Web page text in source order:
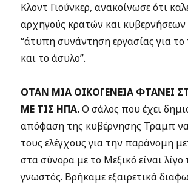
Κλοντ Γιούνκερ, ανακοίνωσε ότι
αρχηγούς κρατών και κυβερνήσεων
“άτυπη συνάντηση εργασίας για
και το άσυλο”.
ΟΤΑΝ ΜΙΑ ΟΙΚΟΓΕΝΕΙΑ ΦΤΑΝΕΙ
ΜΕ ΤΙΣ ΗΠΑ.Ο σάλος που έχει
απόφαση της κυβέρνησης Τραμπ
τους ελέγχους για την παράνομη
στα σύνορα με το Μεξικό είναι λίγο
γνωστός. Βρήκαμε εξαιρετικά